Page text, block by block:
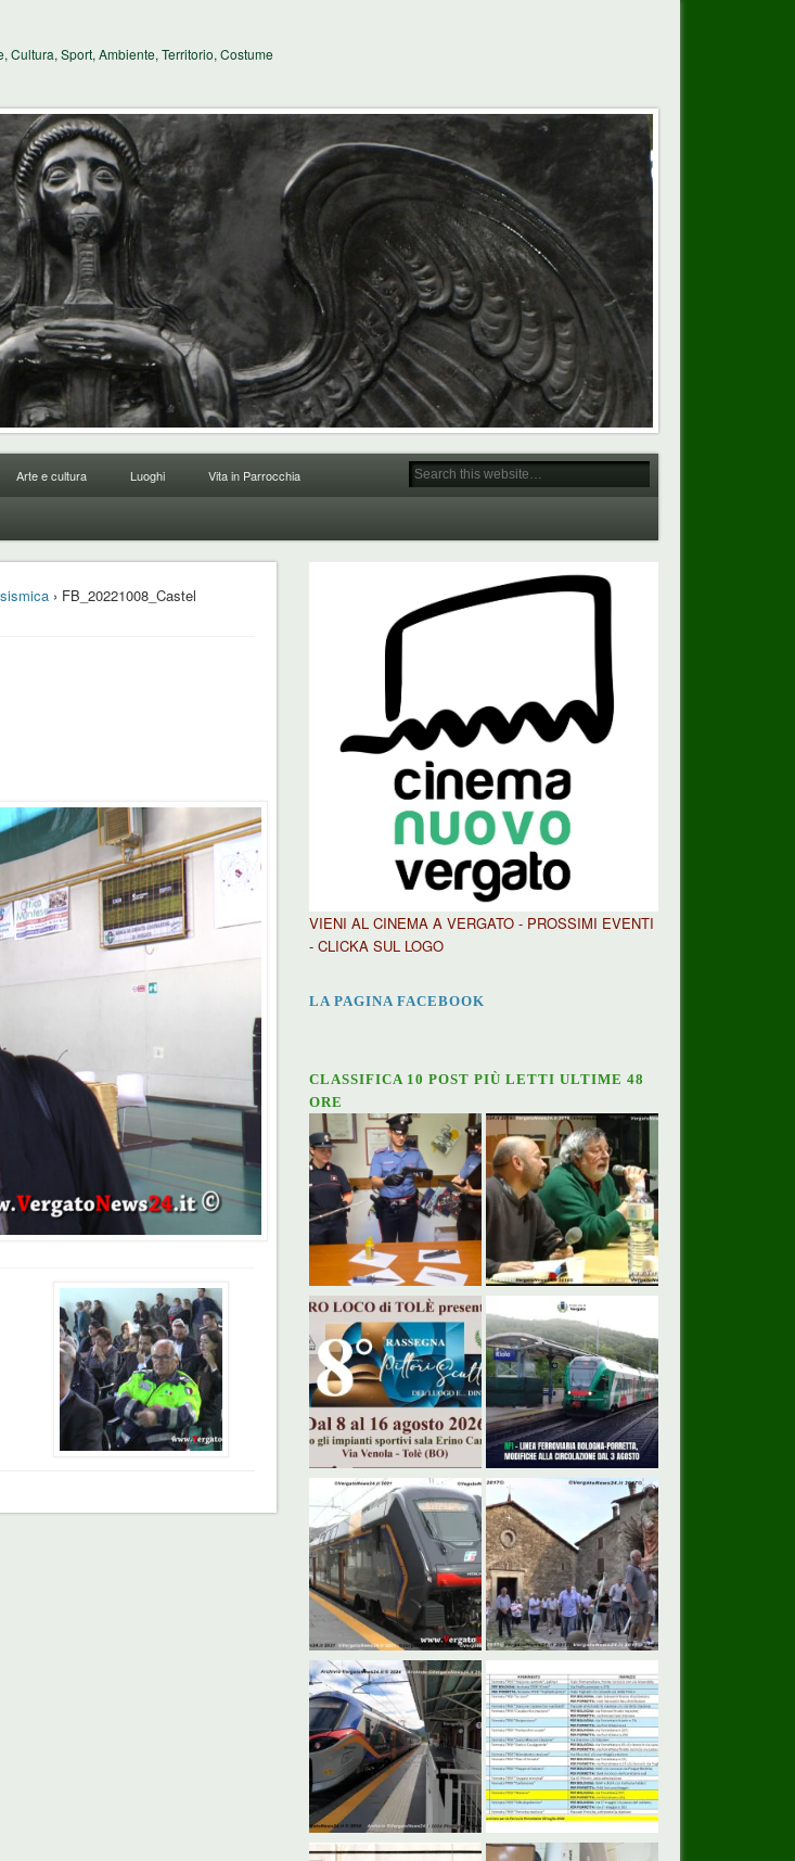
Cultura, Sport, Ambiente, Territorio, Costume
Arte e cultura Luoghi Vita in Parrocchia
› FB_20221008_Castel
VIENI AL CINEMA A VERGATO - PROSSIMI EVENTI
- CLICKA SUL LOGO
LA PAGINA FACEBOOK
CLASSIFICA 10 POST PIÙ LETTI ULTIME 48
ORE